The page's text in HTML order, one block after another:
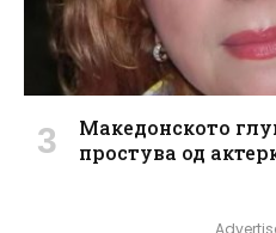
Македонското
простува од